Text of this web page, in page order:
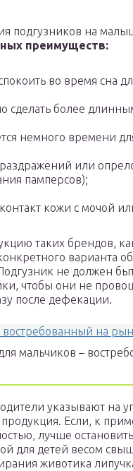
подгузников на
преимуществ:
во время сна
сделать более
немного времени
или
памперсов);
кожи с мочой
таких брендов,
варианта
не должен
чтобы они не
после дефекации.
мальчиков –
указывают на
Если, к
лучше
для детей весом
животика